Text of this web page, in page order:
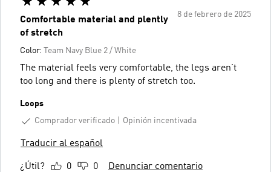
8 de febrero de 2025
Comfortable material and plently
of stretch
Color: Team Navy Blue 2 / White
The material feels very comfortable, the legs aren’t
too long and there is plenty of stretch too.
Loops
Comprador verificado
Opinión incentivada
Traducir al español
¿Útil? 0 0 Denunciar comentario